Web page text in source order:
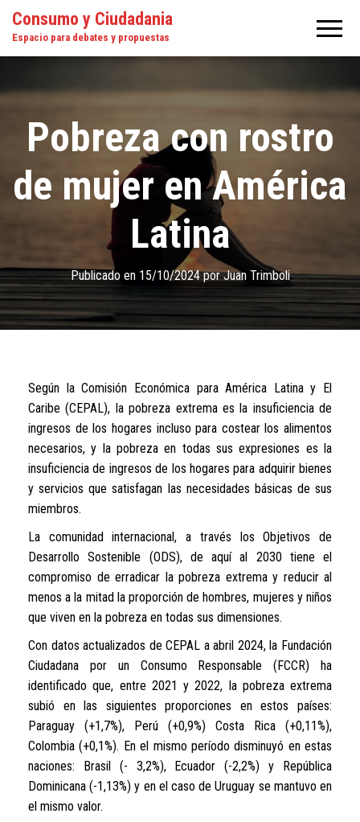
Consumo y Ciudadania
Espacio para debates y propuestas
Pobreza con rostro
de mujer en América
Latina
Publicado en 15/10/2024porJuan Trimboli
Según la Comisión Económica para América Latina y El
Caribe (CEPAL), la pobreza extrema es la insuficiencia de
ingresos de los hogares incluso para costear los alimentos
necesarios, y la pobreza en todas sus expresiones es la
insuficiencia de ingresos de los hogares para adquirir bienes
y servicios que satisfagan las necesidades básicas de sus
miembros.
La comunidad internacional, a través los Objetivos de
Desarrollo Sostenible (ODS), de aquí al 2030 tiene el
compromiso de erradicar la pobreza extrema y reducir al
menos a la mitad la proporción de hombres, mujeres y niños
que viven en la pobreza en todas sus dimensiones.
Con datos actualizados de CEPAL a abril 2024, la Fundación
Ciudadana por un Consumo Responsable (FCCR) ha
identificado que, entre 2021 y 2022, la pobreza extrema
subió en las siguientes proporciones en estos países:
Paraguay (+1,7%), Perú (+0,9%) Costa Rica (+0,11%),
Colombia (+0,1%). En el mismo período disminuyó en estas
naciones: Brasil (- 3,2%), Ecuador (-2,2%) y República
Dominicana (-1,13%) y en el caso de Uruguay se mantuvo en
el mismo valor.